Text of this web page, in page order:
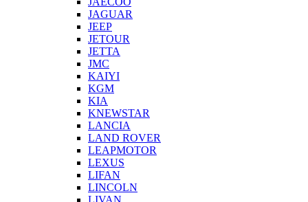
JAGUAR
JEEP
JETOUR
JETTA
JMC
KAIYI
KGM
KIA
KNEWSTAR
LANCIA
LAND ROVER
LEAPMOTOR
LEXUS
LIFAN
LINCOLN
LIVAN